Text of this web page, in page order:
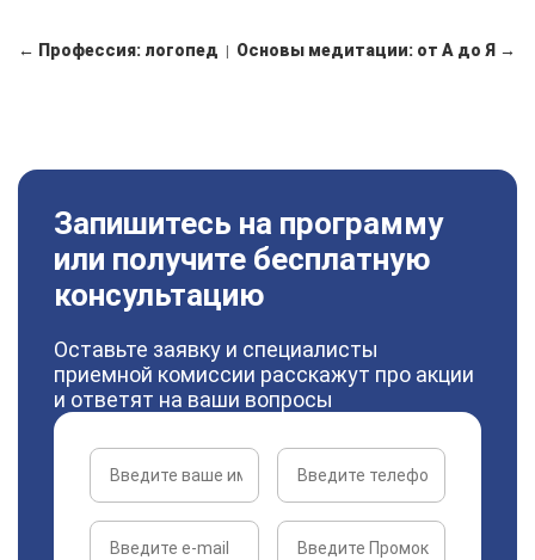
← Профессия: логопед Основы медитации: от А до Я →
Запишитесь на программу
или получите бесплатную
консультацию
Оставьте заявку и специалисты
приемной комиссии расскажут про акции
и ответят на ваши вопросы